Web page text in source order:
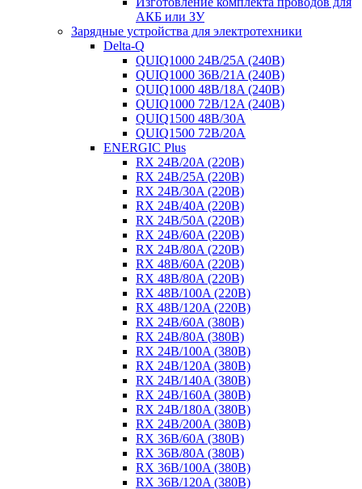
АКБ или ЗУ
Зарядные устройства для электротехники
Delta-Q
QUIQ1000 24B/25A (240B)
QUIQ1000 36B/21A (240B)
QUIQ1000 48B/18A (240B)
QUIQ1000 72B/12A (240B)
QUIQ1500 48B/30A
QUIQ1500 72B/20A
ENERGIC Plus
RX 24B/20A (220B)
RX 24B/25A (220B)
RX 24B/30A (220B)
RX 24B/40A (220B)
RX 24B/50A (220B)
RX 24B/60A (220B)
RX 24B/80A (220B)
RX 48B/60A (220B)
RX 48B/80A (220B)
RX 48B/100A (220B)
RX 48B/120A (220B)
RX 24B/60A (380B)
RX 24B/80A (380B)
RX 24B/100A (380B)
RX 24B/120A (380B)
RX 24B/140A (380B)
RX 24B/160A (380B)
RX 24B/180A (380B)
RX 24B/200A (380B)
RX 36B/60A (380B)
RX 36B/80A (380B)
RX 36B/100A (380B)
RX 36B/120A (380B)